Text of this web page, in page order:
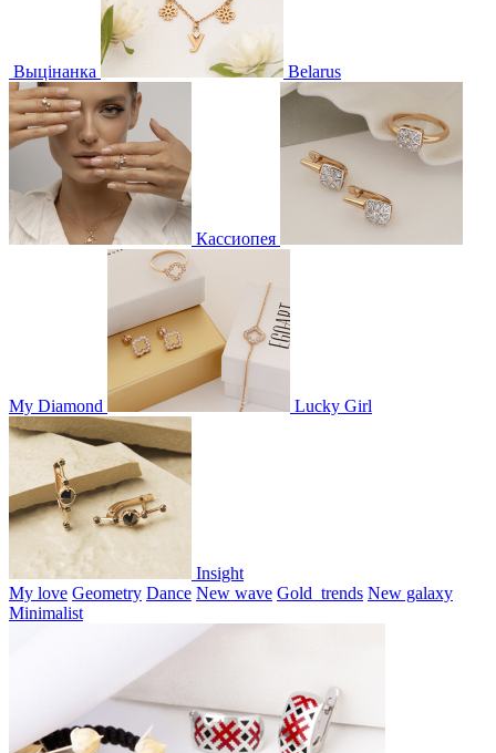
Выцінанка Belarus
Кассиопея
My Diamond Lucky Girl
Insight
My love Geometry Dance New wave Gold_trends New galaxy
Minimalist